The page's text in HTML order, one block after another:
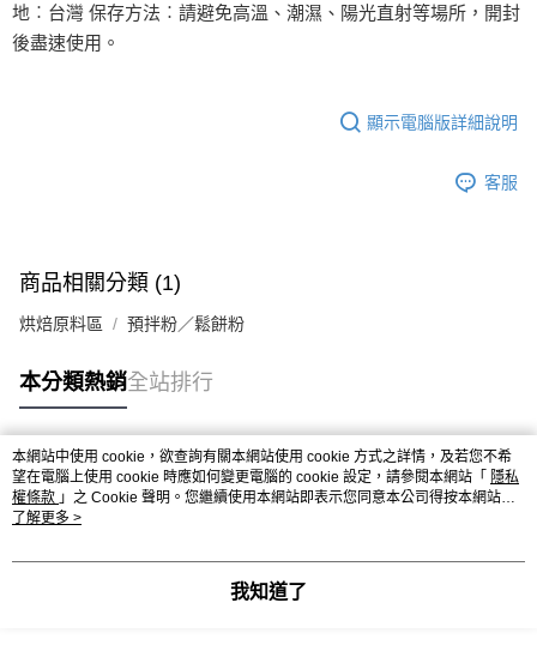
每筆NT$90，滿NT$990(含以上)免運費
宅配-新竹物流
地︰台灣 保存方法︰請避免高溫、潮濕、陽光直射等場所，開封
後盡速使用。
顯示電腦版詳細說明
客服
商品相關分類 (1)
烘焙原料區 預拌粉／鬆餅粉
本分類熱銷全站排行
熱門標籤
本網站中使用 cookie，欲查詢有關本網站使用 cookie 方式之詳情，及若您不希
望在電腦上使用 cookie 時應如何變更電腦的 cookie 設定，請參閱本網站「 隱私
權條款 」之 Cookie 聲明。您繼續使用本網站即表示您同意本公司得按本網站使
用條款之 Cookie 聲明使用 cookie。
了解更多 >
我知道了